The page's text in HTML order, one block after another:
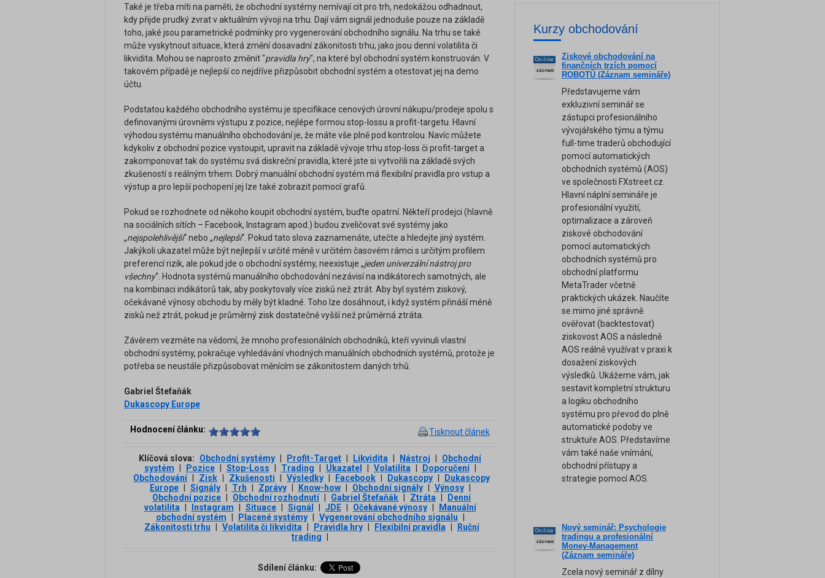
Také je třeba míti na paměti, že obchodní systémy nemívají cit pro trh, nedokážou odhadnout,
kdy přijde prudký zvrat v aktuálním vývoji na trhu. Dají vám signál jednoduše pouze na základě
toho, jaké jsou parametrické podmínky pro vygenerování obchodního signálu. Na trhu se také
může vyskytnout situace, která změní dosavadní zákonitosti trhu, jako jsou denní volatilita či
likvidita. Mohou se naprosto změnit "pravidla hry", na které byl obchodní systém konstruován. V
takovém případě je nejlepší co nejdříve přizpůsobit obchodní systém a otestovat jej na demo
účtu.
Podstatou každého obchodního systému je specifikace cenových úrovní nákupu/prodeje spolu s
definovanými úrovněmi výstupu z pozice, nejlépe formou stop-lossu a profit-targetu. Hlavní
výhodou systému manuálního obchodování je, že máte vše plně pod kontrolou. Navíc můžete
kdykoliv z obchodní pozice vystoupit, upravit na základě vývoje trhu stop-loss či profit-target a
zakomponovat tak do systému svá diskreční pravidla, které jste si vytvořili na základě svých
zkušeností s reálným trhem. Dobrý manuální obchodní systém má flexibilní pravidla pro vstup a
výstup a pro lepší pochopení jej lze také zobrazit pomocí grafů.
Pokud se rozhodnete od někoho koupit obchodní systém, buďte opatrní. Někteří prodejci (hlavně
na sociálních sítích – Facebook, Instagram apod.) budou zveličovat své systémy jako
„nejspolehlivější“ nebo „nejlepší“. Pokud tato slova zaznamenáte, utečte a hledejte jiný systém.
Jakýkoli ukazatel může být nejlepší v určité měně v určitém časovém rámci s určitým profilem
preferencí rizik, ale pokud jde o obchodní systémy, neexistuje „jeden univerzální nástroj pro
všechny“. Hodnota systémů manuálního obchodování nezávisí na indikátorech samotných, ale
na kombinaci indikátorů tak, aby poskytovaly více zisků než ztrát. Aby byl systém ziskový,
očekávané výnosy obchodu by měly být kladné. Toho lze dosáhnout, i když systém přináší méně
zisků než ztrát, pokud je průměrný zisk dostatečně vyšší než průměrná ztráta.
Závěrem vezměte na vědomí, že mnoho profesionálních obchodníků, kteří vyvinuli vlastní
obchodní systémy, pokračuje vyhledávání vhodných manuálních obchodních systémů, protože je
potřeba se neustále přizpůsobovat měnícím se zákonitostem daných trhů.
Gabriel Štefaňák
Dukascopy Europe
Hodnocení článku: Tisknout článek
Klíčová slova: Obchodní systémy Profit-Target Likvidita Nástroj
Obchodní
systém
Pozice Stop-Loss Trading Ukazatel Volatilita Doporučení
Obchodování
Zisk Zkušenosti Výsledky Facebook Dukascopy
Dukascopy
Europe
Signály Trh Zprávy Know-how Obchodní signály Výnosy
Obchodní pozice
Obchodní rozhodnutí Gabriel Štefaňák Ztráta
Denní
volatilita
Instagram Situace Signál JDE Očekávané výnosy
Manuální
obchodní systém
Placené systémy Vygenerování obchodního signálu
Zákonitosti trhu
Volatilita či likvidita Pravidla hry Flexibilní pravidla
Ruční
trading
Sdílení článku:
Kurzy obchodování
On-line
záznam
Ziskové obchodování na
finančních trzích pomocí
ROBOTŮ (Záznam semináře)
Představujeme vám
exkluzivní seminář se
zástupci profesionálního
vývojářského týmu a týmu
full-time traderů obchodující
pomocí automatických
obchodních systémů (AOS)
ve společnosti FXstreet.cz.
Hlavní náplní semináře je
profesionální využití,
optimalizace a zároveň
ziskové obchodování
pomocí automatických
obchodních systémů pro
obchodní platformu
MetaTrader včetně
praktických ukázek. Naučíte
se mimo jiné správně
ověřovat (backtestovat)
ziskovost AOS a následně
AOS reálně využívat v praxi k
dosažení ziskových
výsledků. Ukážeme vám, jak
sestavit kompletní strukturu
a logiku obchodního
systému pro převod do plně
automatické podoby ve
struktuře AOS. Představíme
vám také naše vnímání,
obchodní přístupy a
strategie pomocí AOS.
On-line
záznam
Nový seminář: Psychologie
tradingu a profesionální
Money-Management
(Záznam semináře)
Zcela nový seminář z dílny